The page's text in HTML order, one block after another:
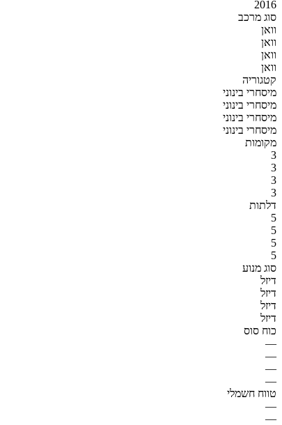
2016
סוג מרכב
וואן
וואן
וואן
וואן
קטגוריה
מיסחרי בינוני
מיסחרי בינוני
מיסחרי בינוני
מיסחרי בינוני
מקומות
3
3
3
3
דלתות
5
5
5
5
סוג מנוע
דיזל
דיזל
דיזל
דיזל
כוח סוס
—
—
—
—
טווח חשמלי
—
—